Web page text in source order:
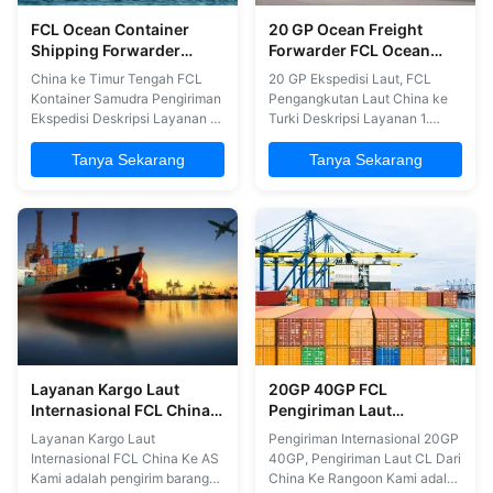
FCL Ocean Container
Shipping Forwarder
China Ke Timur Tengah
China ke Timur Tengah FCL
Kontainer Samudra Pengiriman
Ekspedisi Deskripsi Layanan 1.
Pengangkutan laut China ke
Turki dengan FCL2. China ke
Turki pengiriman laut dengan
dengan operator kapal4.
Transportasi multi-modal5.
Penghapusan bea cukai dan
deklarasi bea cukai di POL6. ...
Tanya Sekarang
20 GP Ocean Freight
Forwarder FCL Ocean
Freight China Ke Turki
20 GP Ekspedisi Laut, FCL
Pengangkutan Laut China ke
Turki Deskripsi Layanan 1.
Pengangkutan laut China ke
Thailand oleh FCL2. China ke
Thailand pengiriman laut
kuat dengan operator kapal4.
Transportasi multi-modal5.
Penghapusan bea cukai dan
deklarasi bea cukai di POL6. ...
Tanya Sekarang
Layanan Kargo Laut
Internasional FCL China
Ke USA FCL
Layanan Kargo Laut
Internasional FCL China Ke AS
Kami adalah pengirim barang
20GP 40GP FCL
Pengiriman Laut
Internasional Dari Cina Ke
Rangoon
Pengiriman Internasional 20GP
40GP, Pengiriman Laut CL Dari
China Ke Rangoon Kami adalah